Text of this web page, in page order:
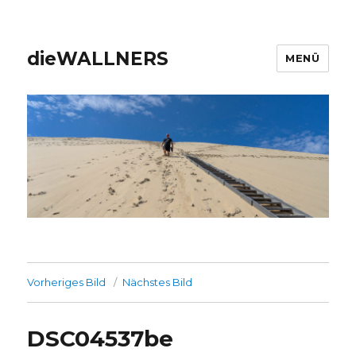
dieWALLNERS MENÜ
Vorheriges Bild Nächstes Bild
DSC04537be